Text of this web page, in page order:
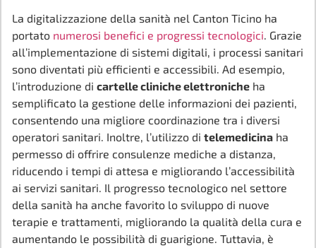
La digitalizzazione della sanità nel Canton Ticino ha
portato numerosi benefici e progressi tecnologici. Grazie
all’implementazione di sistemi digitali, i processi sanitari
sono diventati più efficienti e accessibili. Ad esempio,
l’introduzione di cartelle cliniche elettroniche ha
semplificato la gestione delle informazioni dei pazienti,
consentendo una migliore coordinazione tra i diversi
operatori sanitari. Inoltre, l’utilizzo di telemedicina ha
permesso di offrire consulenze mediche a distanza,
riducendo i tempi di attesa e migliorando l’accessibilità
ai servizi sanitari. Il progresso tecnologico nel settore
della sanità ha anche favorito lo sviluppo di nuove
terapie e trattamenti, migliorando la qualità della cura e
aumentando le possibilità di guarigione. Tuttavia, è